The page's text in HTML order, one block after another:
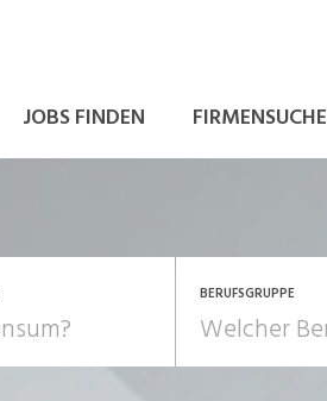
JOBS FINDEN FIRMENSUCHE
BERUFSGRUPPE